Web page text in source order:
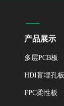
产品展示
多层PCB板
HDI盲埋孔板
FPC柔性板